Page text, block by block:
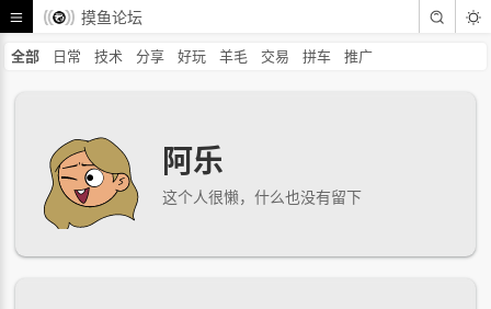
摸鱼论坛
全部 日常 技术 分享 好玩 羊毛 交易 拼车 推广
阿乐
这个人很懒，什么也没有留下